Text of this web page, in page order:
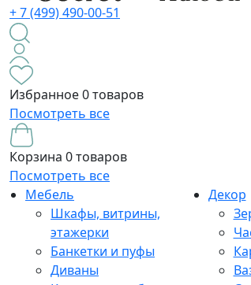
+ 7 (499) 490-00-51
Избранное0 товаров
Посмотреть все
Корзина 0 товаров
Посмотреть все
Мебель
Шкафы, витрины,
этажерки
Банкетки и пуфы
Диваны
Декор